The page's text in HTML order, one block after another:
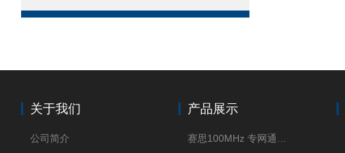
关于我们
公司简介
产品展示